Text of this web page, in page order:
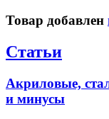
Товар добавлен
Статьи
Акриловые,
и минусы